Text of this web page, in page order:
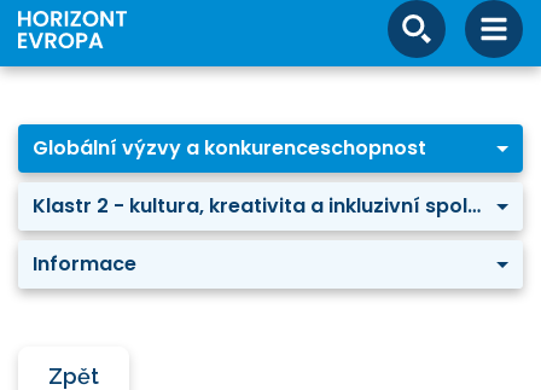
Globální výzvy a konkurenceschopnost
Klastr 2 - kultura, kreativita a inkluzivní společnost
Informace
Zpět